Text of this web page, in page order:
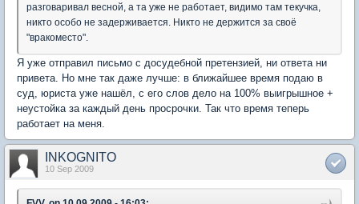
разговаривал весной, а та уже не работает, видимо там текучка,
никто особо не задерживается. Никто не держится за своё
"вракоместо".
Я уже отправил письмо с досудебной претензией, ни ответа ни
привета. Но мне так даже лучше: в ближайшее время подаю в
суд, юриста уже нашёл, с его слов дело на 100% выигрышное +
неустойка за каждый день просрочки. Так что время теперь
работает на меня.
INKOGNITO
10 Sep 2009